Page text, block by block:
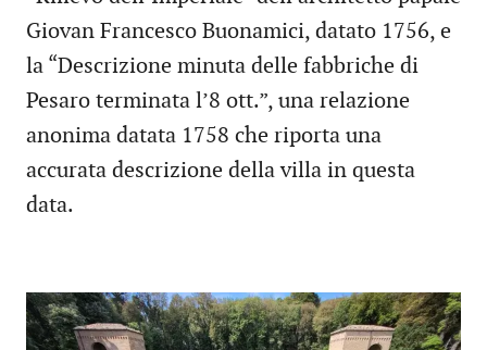
Giovan Francesco Buonamici, datato 1756, e
la “Descrizione minuta delle fabbriche di
Pesaro terminata l’8 ott.”, una relazione
anonima datata 1758 che riporta una
accurata descrizione della villa in questa
data.